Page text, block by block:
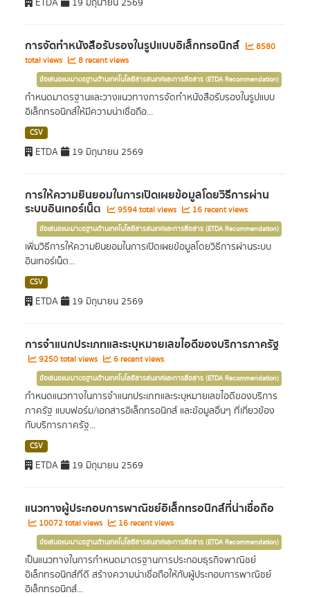
ETDA 19 มิถุนายน 2569
การจัดทำหนังสือรับรองในรูปแบบอิเล็กทรอนิกส์
8580
total views
8 recent views
ข้อเสนอแนะมาตรฐานด้านเทคโนโลยีสารสนเทศและการสื่อสาร (ETDA Recommendation)
กำหนดมาตรฐานและวางแนวทางการจัดทำหนังสือรับรองในรูปแบบ
อิเล็กทรอนิกส์ให้มีความน่าเชื่อถือ...
CSV
ETDA 19 มิถุนายน 2569
การให้ความยินยอมในการเปิดเผยข้อมูลโดยวิธีการผ่าน
ระบบอินเทอร์เน็ต 9594 total views 16 recent views
ข้อเสนอแนะมาตรฐานด้านเทคโนโลยีสารสนเทศและการสื่อสาร (ETDA Recommendation)
เพิ่มวิธีการให้ความยินยอมในการเปิดเผยข้อมูลโดยวิธีการผ่านระบบ
อินเทอร์เน็ต...
CSV
ETDA 19 มิถุนายน 2569
การจำแนกประเภทและระบุหมายเลขไอดีของบริการภาครัฐ
9250 total views 6 recent views
ข้อเสนอแนะมาตรฐานด้านเทคโนโลยีสารสนเทศและการสื่อสาร (ETDA Recommendation)
กำหนดแนวทางในการจำแนกประเภทและระบุหมายเลขไอดีของบริการ
ภาครัฐ แบบฟอร์ม/เอกสารอิเล็กทรอนิกส์ และข้อมูลอื่นๆ ที่เกี่ยวข้อง
กับบริการภาครัฐ...
CSV
ETDA 19 มิถุนายน 2569
แนวทางผู้ประกอบการพาณิชย์อิเล็กทรอนิกส์ที่น่าเชื่อถือ
10072 total views 16 recent views
ข้อเสนอแนะมาตรฐานด้านเทคโนโลยีสารสนเทศและการสื่อสาร (ETDA Recommendation)
เป็นแนวทางในการกำหนดมาตรฐานการประกอบธุรกิจพาณิชย์
อิเล็กทรอนิกส์ที่ดี สร้างความน่าเชื่อถือให้กับผู้ประกอบการพาณิชย์
อิเล็กทรอนิกส์...